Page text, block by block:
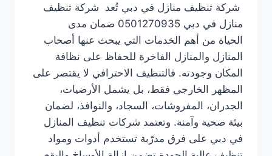
شركة تنظيف منازل في دبي تُعد شركة تنظيف
منازل في دبي 0501270935 ضمان مدى
الحياة من أهم الخدمات التي يبحث عنها أصحاب
المنازل والمنازل الفاخرة للحفاظ على نظافة
المكان وجودته. فالتنظيف الاحترافي لا يقتصر على
المظهر الخارجي فقط، بل يشمل الأرضيات،
الجدران، المفروشات، السجاد، والنوافذ، لضمان
بيئة صحية وآمنة. وتعتمد شركات تنظيف المنازل
في دبي على فرق مدرّبة تستخدم أدوات ومواد